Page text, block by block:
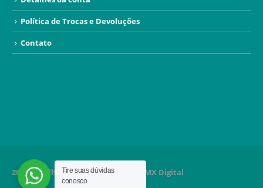
Política de Trocas e Devoluções
Contato
2020 Orgulhosamente criado por MMX Digital
Tire suas dúvidas
conosco